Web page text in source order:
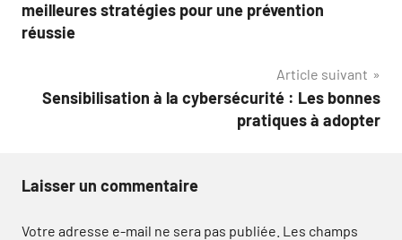
l’article
meilleures stratégies pour une prévention
réussie
Article suivant
Sensibilisation à la cybersécurité : Les bonnes
pratiques à adopter
Laisser un commentaire
Votre adresse e-mail ne sera pas publiée. Les champs